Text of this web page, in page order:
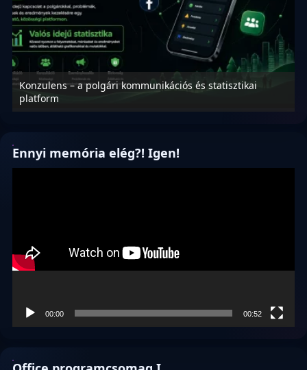
Konzulens – a polgári kommunikációs és statisztikai
platform
Ennyi memória elég?! Igen!
00:00 00:52